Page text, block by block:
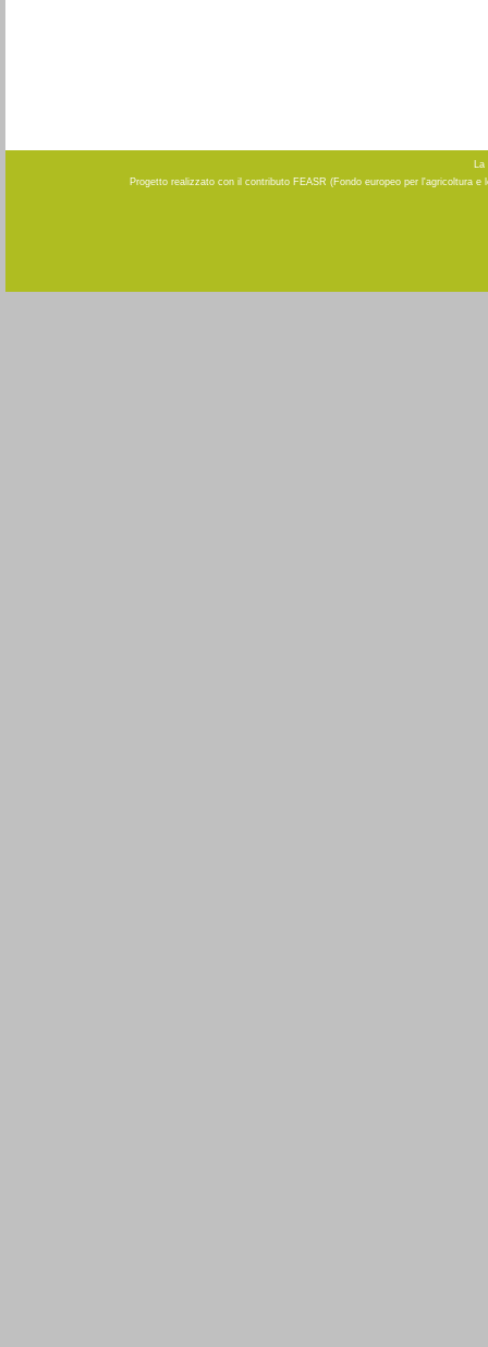
La
Progetto realizzato con il contributo FEASR (Fondo europeo per l'agricoltura